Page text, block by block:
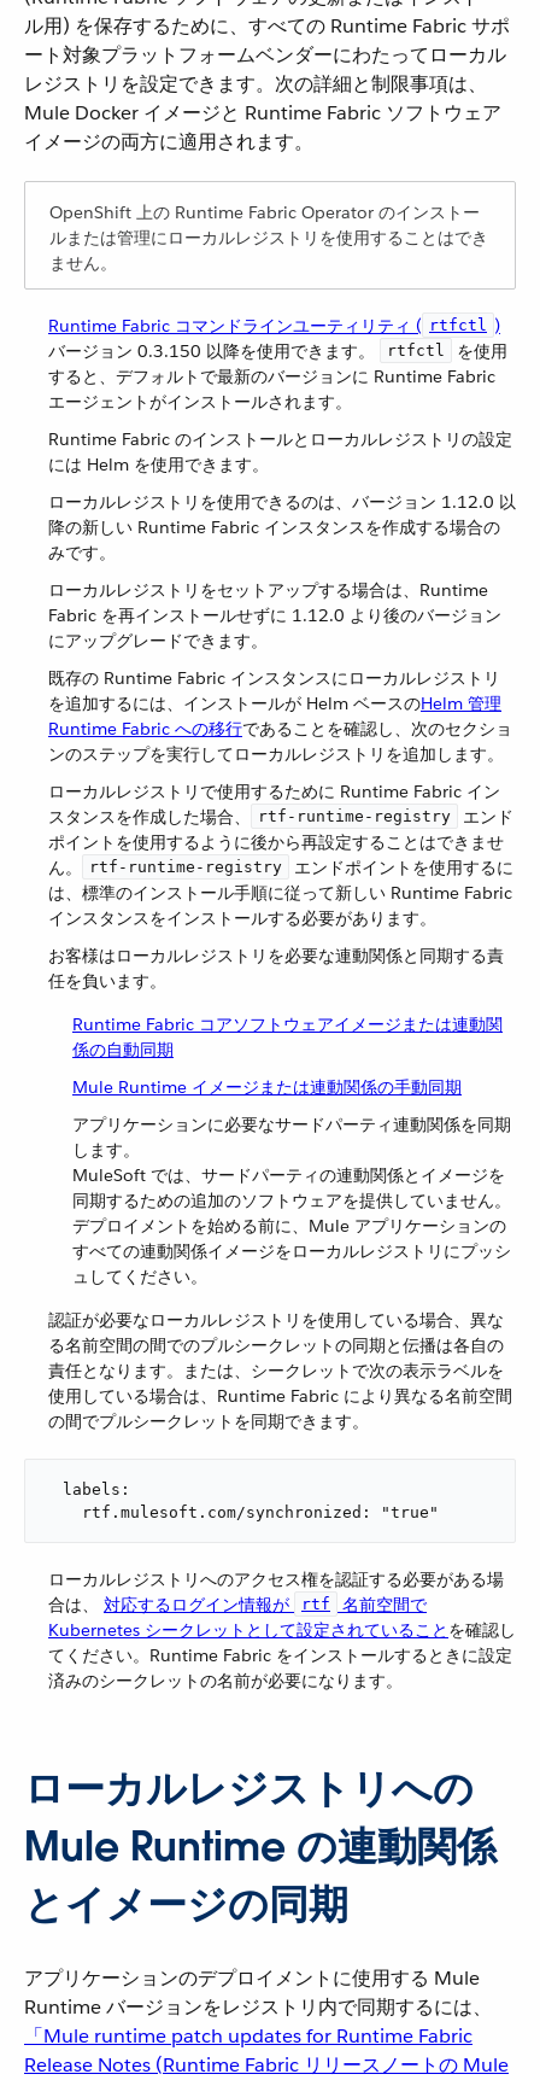
ル用) を保存するために、すべての Runtime Fabric サポ
ート対象プラットフォームベンダーにわたってローカル
レジストリを設定できます。次の詳細と制限事項は、
Mule Docker イメージと Runtime Fabric ソフトウェア
イメージの両方に適用されます。
OpenShift 上の Runtime Fabric Operator のインストー
ルまたは管理にローカルレジストリを使用することはでき
ません。
Runtime Fabric コマンドラインユーティリティ (​ rtfctl ​)
バージョン 0.3.150 以降を使用できます。
rtfctl
​ を使用
すると、デフォルトで最新のバージョンに Runtime Fabric
エージェントがインストールされます。
Runtime Fabric のインストールとローカルレジストリの設定
には Helm を使用できます。
ローカルレジストリを使用できるのは、バージョン 1.12.0 以
降の新しい Runtime Fabric インスタンスを作成する場合の
みです。
ローカルレジストリをセットアップする場合は、Runtime
Fabric を再インストールせずに 1.12.0 より後のバージョン
にアップグレードできます。
既存の Runtime Fabric インスタンスにローカルレジストリ
を追加するには、インストールが Helm ベースのHelm 管理
Runtime Fabric への移行であることを確認し、次のセクショ
ンのステップを実行してローカルレジストリを追加します。
ローカルレジストリで使用するために Runtime Fabric イン
スタンスを作成した場合、​
rtf-runtime-registry
​ エンド
ポイントを使用するように後から再設定することはできませ
ん。​
rtf-runtime-registry
​ エンドポイントを使用するに
は、標準のインストール手順に従って新しい Runtime Fabric
インスタンスをインストールする必要があります。
お客様はローカルレジストリを必要な連動関係と同期する責
任を負います。
Runtime Fabric コアソフトウェアイメージまたは連動関
係の自動同期
Mule Runtime イメージまたは連動関係の手動同期
アプリケーションに必要なサードパーティ連動関係を同期
します。
MuleSoft では、サードパーティの連動関係とイメージを
同期するための追加のソフトウェアを提供していません。
デプロイメントを始める前に、Mule アプリケーションの
すべての連動関係イメージをローカルレジストリにプッシ
ュしてください。
認証が必要なローカルレジストリを使用している場合、異な
る名前空間の間でのプルシークレットの同期と伝播は各自の
責任となります。または、シークレットで次の表示ラベルを
使用している場合は、Runtime Fabric により異なる名前空間
の間でプルシークレットを同期できます。
  labels:
    rtf.mulesoft.com/synchronized: "true"
ローカルレジストリへのアクセス権を認証する必要がある場
合は、 対応するログイン情報が ​ rtf
​ 名前空間で
Kubernetes シークレットとして設定されていること ​を確認し
てください。Runtime Fabric をインストールするときに設定
済みのシークレットの名前が必要になります。
ローカルレジストリへの
Mule Runtime の連動関係
とイメージの同期
アプリケーションのデプロイメントに使用する Mule
Runtime バージョンをレジストリ内で同期するには、​
「Mule runtime patch updates for Runtime Fabric
Release Notes (Runtime Fabric リリースノートの Mule